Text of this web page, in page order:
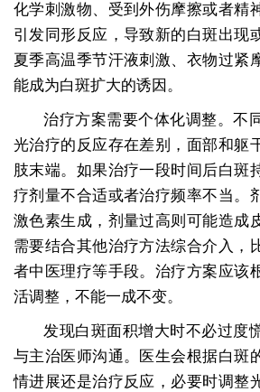
化学刺激物、受到外伤摩擦或者精
引发同形反应，导致新的白斑出现
夏季高温季节汗液刺激、衣物过紧
能成为白斑扩大的诱因。
治疗方案需要个体化调整。不
光治疗的反应存在差别，面部和躯
肢末端。如果治疗一段时间后白斑
疗剂量不合适或者治疗频率不当。
激色素生成，剂量过高则可能造成
需要结合其他治疗方法综合介入，
者中医理疗等手段。治疗方案应该
活调整，不能一成不变。
发现白斑面积增大时不必过度
与主治医师沟通。医生会根据白斑
情进展还是治疗反应，必要时调整